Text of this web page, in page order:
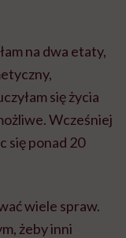
na dwa etaty,
się życia
Wcześniej
się ponad 20
wiele spraw.
żeby inni